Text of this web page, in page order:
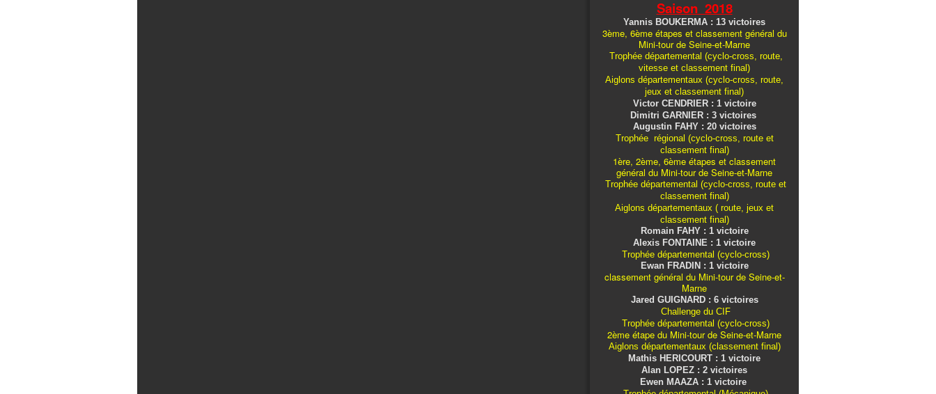
Saison 2018
Yannis BOUKERMA : 13 victoires
3ème, 6ème étapes et classement général du
Mini-tour de Seine-et-Marne
Trophée départemental (cyclo-cross, route,
vitesse et classement final)
Aiglons départementaux (cyclo-cross, route,
jeux et classement final)
Victor CENDRIER : 1 victoire
Dimitri GARNIER : 3 victoires
Augustin FAHY : 20 victoires
Trophée régional (cyclo-cross, route et
classement final)
1ère, 2ème, 6ème étapes et classement
général du Mini-tour de Seine-et-Marne
Trophée départemental (cyclo-cross, route et
classement final)
Aiglons départementaux ( route, jeux et
classement final)
Romain FAHY : 1 victoire
Alexis FONTAINE : 1 victoire
Trophée départemental (cyclo-cross)
Ewan FRADIN : 1 victoire
classement général du Mini-tour de Seine-et-
Marne
Jared GUIGNARD : 6 victoires
Challenge du CIF
Trophée départemental (cyclo-cross)
2ème étape du Mini-tour de Seine-et-Marne
Aiglons départementaux (classement final)
Mathis HERICOURT : 1 victoire
Alan LOPEZ : 2 victoires
Ewen MAAZA : 1 victoire